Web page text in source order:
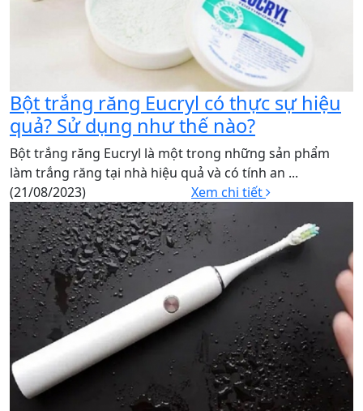
Bột trắng răng Eucryl có thực sự hiệu
quả? Sử dụng như thế nào?
Bột trắng răng Eucryl là một trong những sản phẩm
làm trắng răng tại nhà hiệu quả và có tính an ...
(21/08/2023)
Xem chi tiết